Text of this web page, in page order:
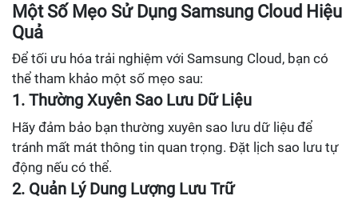
Một Số Mẹo Sử Dụng Samsung Cloud Hiệu
Quả
Để tối ưu hóa trải nghiệm với Samsung Cloud, bạn có
thể tham khảo một số mẹo sau:
1. Thường Xuyên Sao Lưu Dữ Liệu
Hãy đảm bảo bạn thường xuyên sao lưu dữ liệu để
tránh mất mát thông tin quan trọng. Đặt lịch sao lưu tự
động nếu có thể.
2. Quản Lý Dung Lượng Lưu Trữ